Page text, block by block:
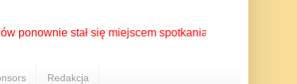
stał się miejscem spotkania Polonii z
Redakcja